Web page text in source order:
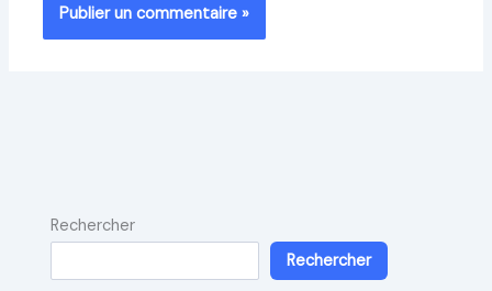
Rechercher
Rechercher